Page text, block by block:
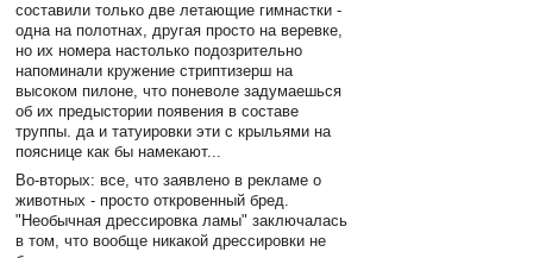
составили только две летающие гимнастки -
одна на полотнах, другая просто на веревке,
но их номера настолько подозрительно
напоминали кружение стриптизерш на
высоком пилоне, что поневоле задумаешься
об их предыстории появения в составе
труппы. да и татуировки эти с крыльями на
пояснице как бы намекают...
Во-вторых: все, что заявлено в рекламе о
животных - просто откровенный бред.
"Необычная дрессировка ламы" заключалась
в том, что вообще никакой дрессировки не